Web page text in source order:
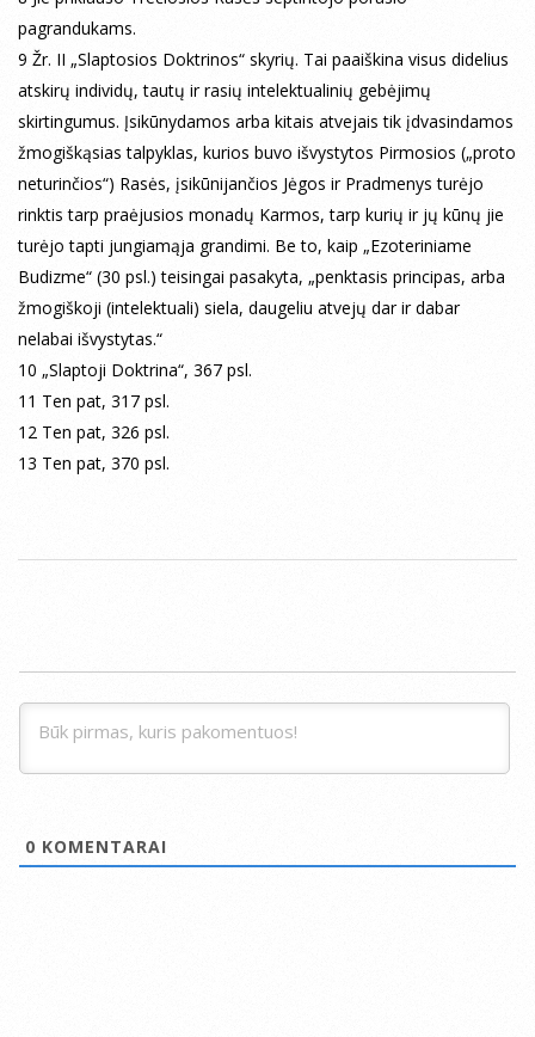
pagrandukams.
9 Žr. II „Slaptosios Doktrinos“ skyrių. Tai paaiškina visus didelius
atskirų individų, tautų ir rasių intelektualinių gebėjimų
skirtingumus. Įsikūnydamos arba kitais atvejais tik įdvasindamos
žmogiškąsias talpyklas, kurios buvo išvystytos Pirmosios („proto
neturinčios“) Rasės, įsikūnijančios Jėgos ir Pradmenys turėjo
rinktis tarp praėjusios monadų Karmos, tarp kurių ir jų kūnų jie
turėjo tapti jungiamąja grandimi. Be to, kaip „Ezoteriniame
Budizme“ (30 psl.) teisingai pasakyta, „penktasis principas, arba
žmogiškoji (intelektuali) siela, daugeliu atvejų dar ir dabar
nelabai išvystytas.“
10 „Slaptoji Doktrina“, 367 psl.
11 Ten pat, 317 psl.
12 Ten pat, 326 psl.
13 Ten pat, 370 psl.
0 KOMENTARAI